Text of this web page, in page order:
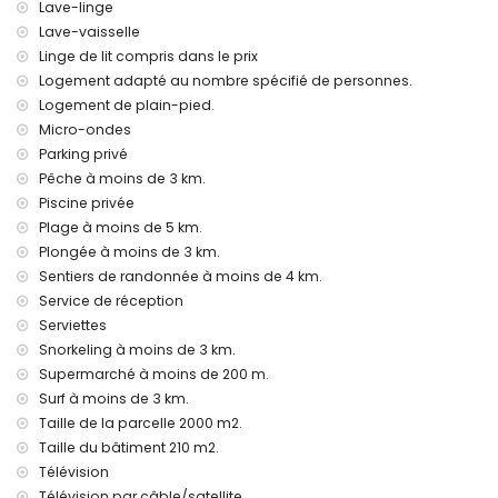
Équipements et services inclus dans le prix de location de
Internet (WiFi)
Fer et planche à repasser
Literie et serviettes
Baby-foot
Climatisation
Équipements et services avec supplément
Service aéroport
Lit supplémentaire et lit/couchage pour enfants (sur
demande)
Divertissements et activités de loisirs pour vos vacances à
Denia, Costa Blanca
Cinéma, théâtre, discothèque, bar et promenade (Denia) (à
moins de 5 kilomètres de la maison)
Sites et culture à Denia, Costa Blanca
Château (Portal de la Vila, Denia), ruine (Moulins à vent,
Denia), monument (Denia Historique), bâtiment architectural
Lave-linge
Lave-vaisselle
Linge de lit compris dans le prix
Logement adapté au nombre spécifié de personnes.
Logement de plain-pied.
Micro-ondes
Parking privé
Pêche à moins de 3 km.
Piscine privée
Plage à moins de 5 km.
Plongée à moins de 3 km.
Sentiers de randonnée à moins de 4 km.
Service de réception
Serviettes
Snorkeling à moins de 3 km.
Supermarché à moins de 200 m.
Surf à moins de 3 km.
Taille de la parcelle 2000 m2.
Taille du bâtiment 210 m2.
Télévision